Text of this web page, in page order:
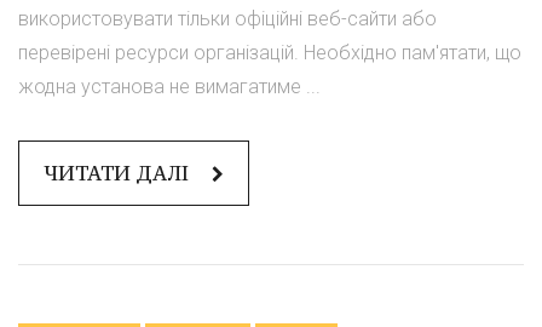
використовувати тільки офіційні веб-сайти або
перевірені ресурси організацій. Необхідно пам'ятати, що
жодна установа не вимагатиме ...
ЧИТАТИ ДАЛІ